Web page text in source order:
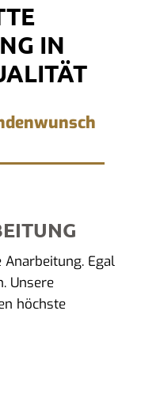
IN
Egal
Unsere
höchste